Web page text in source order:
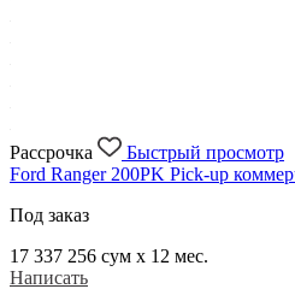
Рассрочка
Быстрый просмотр
Ford Ranger 200PK Pick-up
Под заказ
17 337 256 сум x 12 мес.
Написать